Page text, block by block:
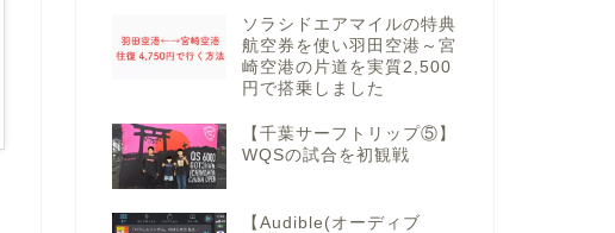
ソラシドエアマイルの特典
航空券を使い羽田空港～宮
崎空港の片道を実質2,500
円で搭乗しました
【千葉サーフトリップ⑤】
WQSの試合を初観戦
【Audible(オーディブ